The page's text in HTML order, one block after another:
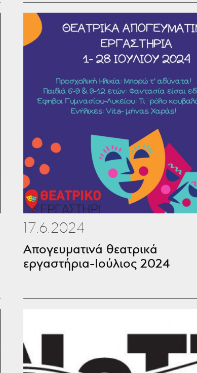
17.6.2024
Απογευματινά θεατρικά
εργαστήρια-Ιούλιος 2024